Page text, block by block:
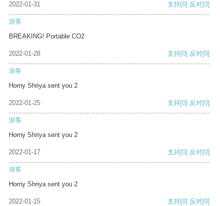
2022-01-31 支持[0] 反对[0]
游客
BREAKING! Portable CO2
2022-01-28 支持[0] 反对[0]
游客
Horny Shriya sent you 2
2022-01-25 支持[0] 反对[0]
游客
Horny Shriya sent you 2
2022-01-17 支持[0] 反对[0]
游客
Horny Shriya sent you 2
2022-01-15 支持[0] 反对[0]